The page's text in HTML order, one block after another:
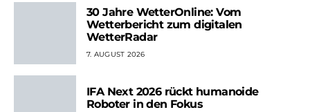
30 Jahre WetterOnline: Vom
Wetterbericht zum digitalen
WetterRadar
7. AUGUST 2026
IFA Next 2026 rückt humanoide
Roboter in den Fokus